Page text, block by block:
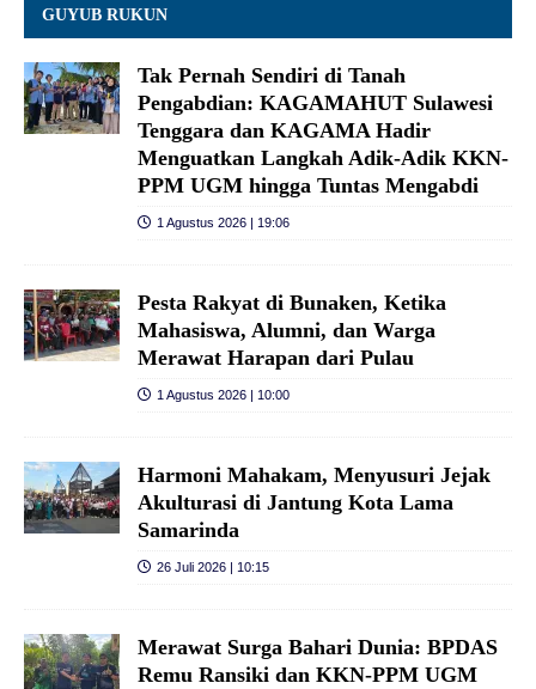
GUYUB RUKUN
Tak Pernah Sendiri di Tanah
Pengabdian: KAGAMAHUT Sulawesi
Tenggara dan KAGAMA Hadir
Menguatkan Langkah Adik-Adik KKN-
PPM UGM hingga Tuntas Mengabdi
1 Agustus 2026 | 19:06
Pesta Rakyat di Bunaken, Ketika
Mahasiswa, Alumni, dan Warga
Merawat Harapan dari Pulau
1 Agustus 2026 | 10:00
Harmoni Mahakam, Menyusuri Jejak
Akulturasi di Jantung Kota Lama
Samarinda
26 Juli 2026 | 10:15
Merawat Surga Bahari Dunia: BPDAS
Remu Ransiki dan KKN-PPM UGM